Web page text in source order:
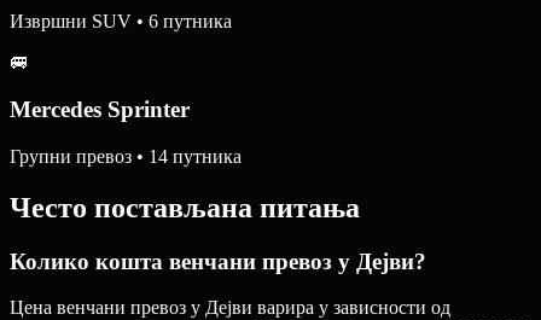
Извршни SUV • 6 путника
🚐
Mercedes Sprinter
Групни превоз • 14 путника
Често постављана питања
Колико кошта венчани превоз у Дејви?
Цена венчани превоз у Дејви варира у зависности од